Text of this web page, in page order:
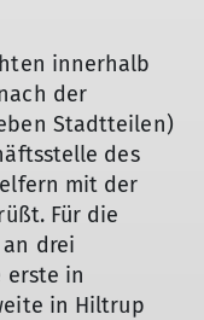
innerhalb
der
Stadtteilen)
des
mit der
Für die
drei
erste in
in Hiltrup